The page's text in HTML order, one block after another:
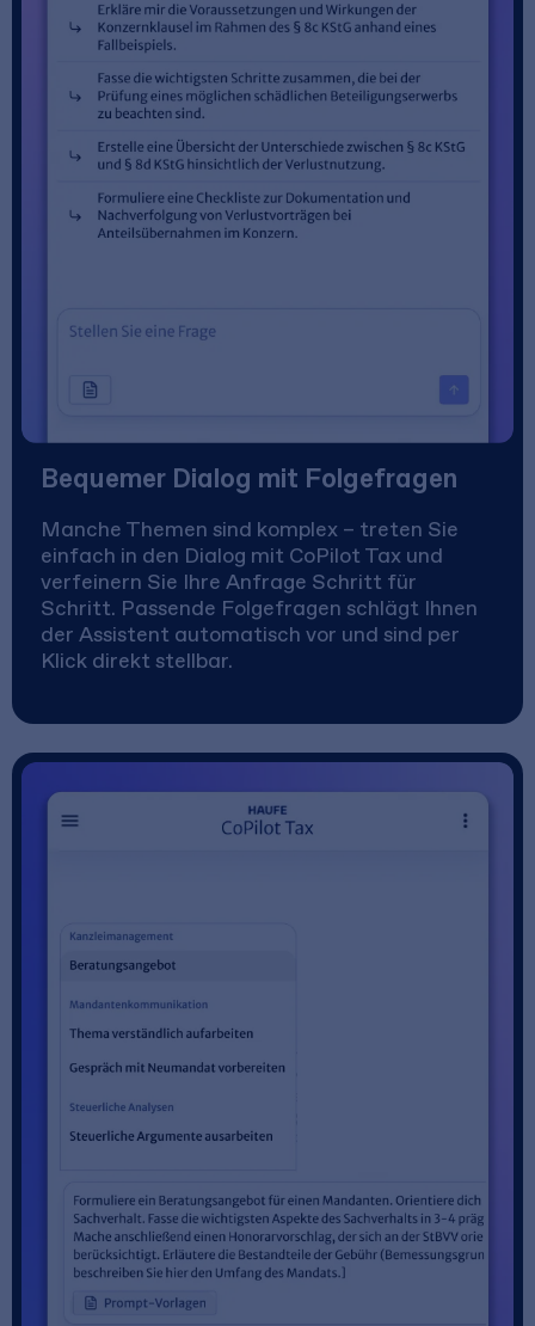
Bequemer Dialog mit Folgefragen
Manche Themen sind komplex – treten Sie
einfach in den Dialog mit CoPilot Tax und
verfeinern Sie Ihre Anfrage Schritt für
Schritt. Passende Folgefragen schlägt Ihnen
der Assistent automatisch vor und sind per
Klick direkt stellbar.